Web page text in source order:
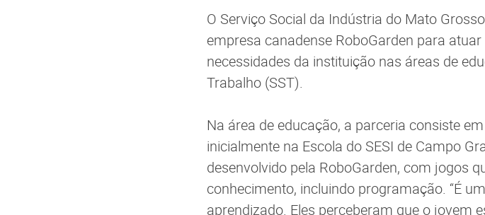
O Serviço Social da Indústria do Mato
empresa canadense RoboGarden para
necessidades da instituição nas áreas de
Trabalho (SST).
Na área de educação, a parceria consiste
inicialmente na Escola do SESI de Campo
desenvolvido pela RoboGarden, com jogos
conhecimento, incluindo programação. “É
aprendizado. Eles perceberam que o jovem